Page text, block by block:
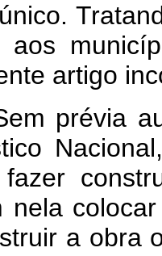
artigo
prévia
fazer
nela
a obra